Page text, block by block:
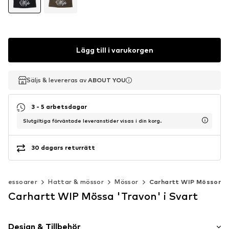
Lägg till i varukorgen
Säljs & levereras av ABOUT YOU
Säljs & levereras av ABOUT YOU
3 - 5 arbetsdagar
Slutgiltiga förväntade leveranstider visas i din korg.
30 dagars returrätt
Hattar & mössor Mössor Carhartt WIP Mössor
Carhartt WIP Mössa 'Travon' i Svart
Design & Tillbehör